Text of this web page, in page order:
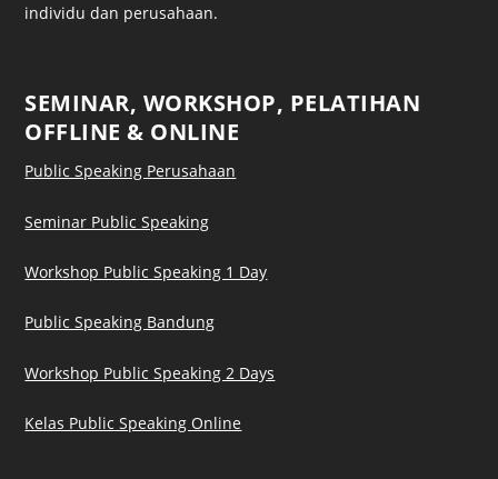
individu dan perusahaan.
SEMINAR, WORKSHOP, PELATIHAN
OFFLINE & ONLINE
Public Speaking Perusahaan
Seminar Public Speaking
Workshop Public Speaking 1 Day
Public Speaking Bandung
Workshop Public Speaking 2 Days
Kelas Public Speaking Online